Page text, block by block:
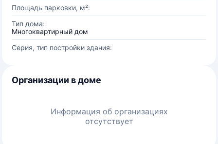
Площадь парковки, м²:
Тип дома:
Многоквартирный дом
Серия, тип постройки здания:
Организации в доме
Информация об организациях
отсутствует